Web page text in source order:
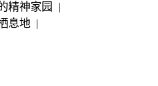
精神家园 |
息地 |